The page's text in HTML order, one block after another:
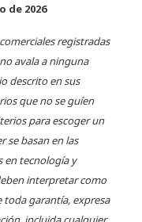
de 2026
registradas
avala a ninguna
descrito en sus
que no se guíen
para escoger un
se basan en las
en tecnología y
interpretar como
toda garantía, expresa